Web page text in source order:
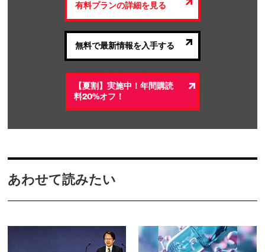
有料プランの詳細を見る
無料で最新情報を入手する
【夏割】実施中！年間購読
料20%オフ！
あわせて読みたい